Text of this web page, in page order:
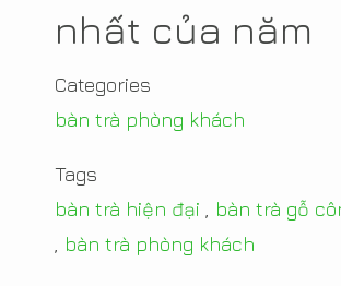
nhất của năm
Categories
bàn trà phòng khách
Tags
bàn trà hiện đại
bàn trà gỗ
bàn trà phòng khách